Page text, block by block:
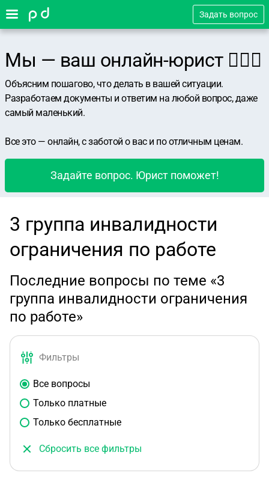
Задать вопрос
Мы — ваш онлайн-юрист 👨🏻‍⚖️
Объясним пошагово, что делать в вашей ситуации.
Разработаем документы и ответим на любой вопрос, даже
самый маленький.
Все это — онлайн, с заботой о вас и по отличным ценам.
Задайте вопрос. Юрист поможет!
3 группа инвалидности
ограничения по работе
Последние вопросы по теме «3
группа инвалидности ограничения
по работе»
Фильтры
Все вопросы
Только платные
Только бесплатные
Сбросить все фильтры